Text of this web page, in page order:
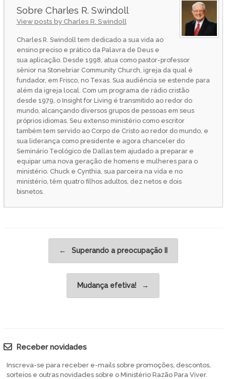
Charles R. Swindoll
View posts by Charles R. Swindoll
Charles R. Swindoll tem dedicado a sua vida ao
ensino preciso e prático da Palavra de Deus e
sua aplicação. Desde 1998, atua como pastor-professor
sênior na Stonebriar Community Church, igreja da qual é
fundador, em Frisco, no Texas. Sua audiência se estende para
além da igreja local. Com um programa de rádio cristão
desde 1979, o Insight for Living é transmitido ao redor do
mundo, alcançando diversos grupos de pessoas em seus
próprios idiomas. Seu extenso ministério como escritor
também tem servido ao Corpo de Cristo ao redor do mundo, e
sua liderança como presidente e agora chanceler do
Seminário Teológico de Dallas tem ajudado a preparar e
equipar uma nova geração de homens e mulheres para o
ministério. Chuck e Cynthia, sua parceira na vida e no
ministério, têm quatro filhos adultos, dez netos e dois
bisnetos.
← Superando a preocupação II
Mudança efetiva! →
Receber novidades
Inscreva-se para receber e-mails sobre promoções, descontos,
sorteios e outras novidades sobre o Ministério Razão Para Viver.